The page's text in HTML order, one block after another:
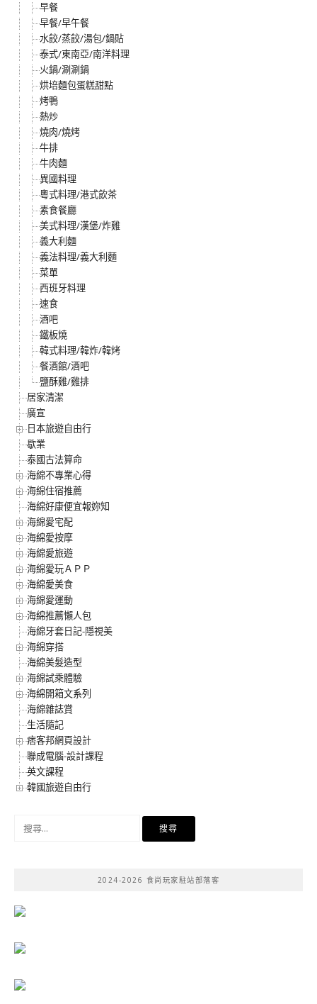
早餐
早餐/早午餐
水餃/蒸餃/湯包/鍋貼
泰式/東南亞/南洋料理
火鍋/涮涮鍋
烘培麵包蛋糕甜點
烤鴨
熱炒
燒肉/燒烤
牛排
牛肉麵
異國料理
粵式料理/港式飲茶
素食餐廳
美式料理/漢堡/炸雞
義大利麵
義法料理/義大利麵
菜單
西班牙料理
速食
酒吧
鐵板燒
韓式料理/韓炸/韓烤
餐酒館/酒吧
鹽酥雞/雞排
居家清潔
廣宣
日本旅遊自由行
歇業
泰國古法算命
海綿不專業心得
海綿住宿推薦
海綿好康便宜報妳知
海綿愛宅配
海綿愛按摩
海綿愛旅遊
海綿愛玩ＡＰＰ
海綿愛美食
海綿愛運動
海綿推薦懶人包
海綿牙套日記-隱視美
海綿穿搭
海綿美髮造型
海綿試乘體驗
海綿開箱文系列
海綿雜誌賞
生活隨記
痞客邦網頁設計
聯成電腦-設計課程
英文課程
韓國旅遊自由行
2024-2026 食尚玩家駐站部落客